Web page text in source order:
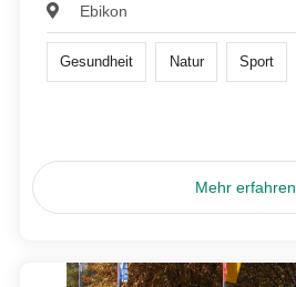
Ebikon
Gesundheit Natur Sport
Mehr erfahren